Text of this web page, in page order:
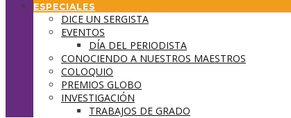
ESPECIALES
DICE UN SERGISTA
EVENTOS
DÍA DEL PERIODISTA
CONOCIENDO A NUESTROS MAESTROS
COLOQUIO
PREMIOS GLOBO
INVESTIGACIÓN
TRABAJOS DE GRADO